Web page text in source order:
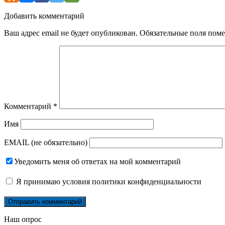
Добавить комментарий
Ваш адрес email не будет опубликован. Обязательные поля
Комментарий *
Имя
EMAIL (не обязательно)
Уведомить меня об ответах на мой комментарий
Я принимаю условия политики конфиденциальности
Наш опрос